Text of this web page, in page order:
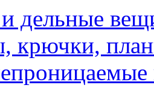
дельные
крючки,